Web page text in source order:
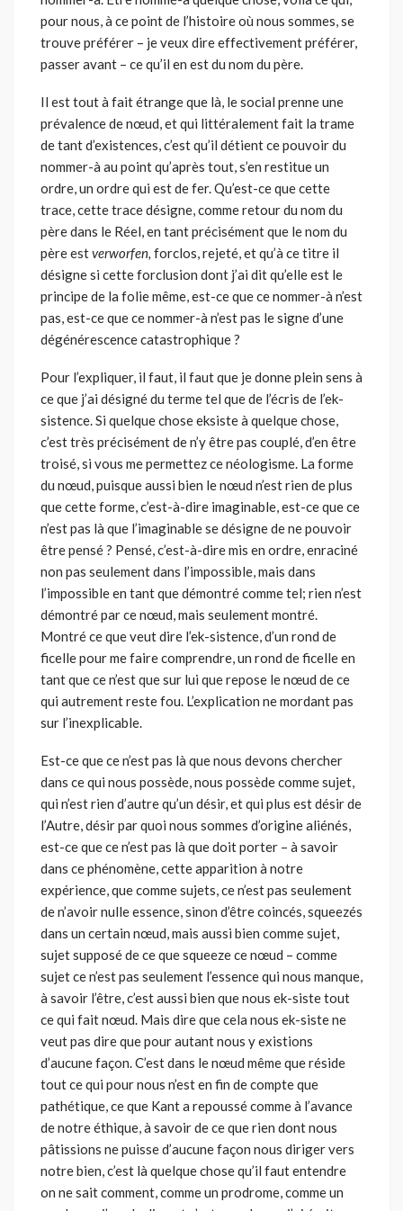
pour nous, à ce point de l’histoire où nous sommes, se
trou­ve préférer – je veux dire effectivement préférer,
passer avant – ce qu’il en est du nom du père.
Il est tout à fait étrange que là, le social prenne une
prévalence de nœud, et qui littéralement fait la trame
de tant d’existences, c’est qu’il détient ce pouvoir du
nommer-à au point qu’après tout, s’en restitue un
ordre, un ordre qui est de fer. Qu’est-ce que cette
trace, cette trace désigne, comme retour du nom du
père dans le Réel, en tant précisément que le nom du
père estverworfen, forclos, rejeté, et qu’à ce titre il
désigne si cette forclusion dont j’ai dit qu’elle est le
principe de la folie même, est-ce que ce nommer-à n’est
pas, est-ce que ce nommer-à n’est pas le signe d’une
dégénérescence catastrophique ?
Pour l’expliquer, il faut, il faut que je donne plein sens à
ce que j’ai désigné du terme tel que de l’écris de l’ek-
sistence. Si quelque chose ek­siste à quelque chose,
c’est très précisément de n’y être pas couplé, d’en être
troisé, si vous me permettez ce néologisme. La forme
du nœud, puisque aussi bien le nœud n’est rien de plus
que cette forme, c’est-à-dire imaginable, est-ce que ce
n’est pas là que l’imaginable se désigne de ne pouvoir
être pensé ? Pensé, c’est-à-dire mis en ordre, enraciné
non pas seulement dans l’impossible, mais dans
l’impossible en tant que démon­tré comme tel; rien n’est
démontré par ce nœud, mais seulement mon­tré.
Montré ce que veut dire l’ek-sistence, d’un rond de
ficelle pour me faire comprendre, un rond de ficelle en
tant que ce n’est que sur lui que repose le nœud de ce
qui autrement reste fou. L’explication ne mordant pas
sur l’inexplicable.
Est-ce que ce n’est pas là que nous devons chercher
dans ce qui nous possède, nous possède comme sujet,
qui n’est rien d’autre qu’un désir, et qui plus est désir de
l’Autre, désir par quoi nous sommes d’origine alié­nés,
est-ce que ce n’est pas là que doit porter – à savoir
dans ce phéno­mène, cette apparition à notre
expérience, que comme sujets, ce n’est pas seulement
de n’avoir nulle essence, sinon d’être coincés, squeezés
dans un certain nœud, mais aussi bien comme sujet,
sujet supposé de ce que squeeze ce nœud – comme
sujet ce n’est pas seulement l’essence qui nous manque,
à savoir l’être, c’est aussi bien que nous ek-siste tout
ce qui fait nœud. Mais dire que cela nous ek-siste ne
veut pas dire que pour autant nous y existions
d’aucune façon. C’est dans le nœud même que réside
tout ce qui pour nous n’est en fin de compte que
pathétique, ce que Kant a repoussé comme à l’avance
de notre éthique, à savoir de ce que rien dont nous
pâtissions ne puisse d’aucune façon nous diriger vers
notre bien, c’est là quelque chose qu’il faut entendre
on ne sait comment, comme un prodrome, comme un